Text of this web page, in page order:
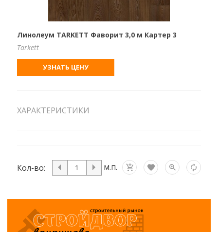
Линолеум TARKETT Фаворит 3,0 м Картер 3
Tarkett
УЗНАТЬ ЦЕНУ
ХАРАКТЕРИСТИКИ
Кол-во: м.п.